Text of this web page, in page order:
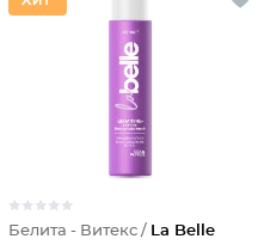
Белита - Витекс / La Belle